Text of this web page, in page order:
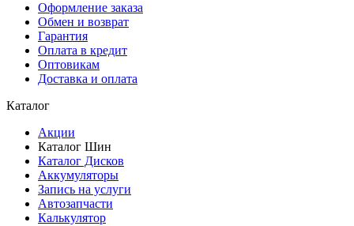
Оформление заказа
Обмен и возврат
Гарантия
Оплата в кредит
Оптовикам
Доставка и оплата
Каталог
Акции
Каталог Шин
Каталог Дисков
Аккумуляторы
Запись на услуги
Автозапчасти
Калькулятор